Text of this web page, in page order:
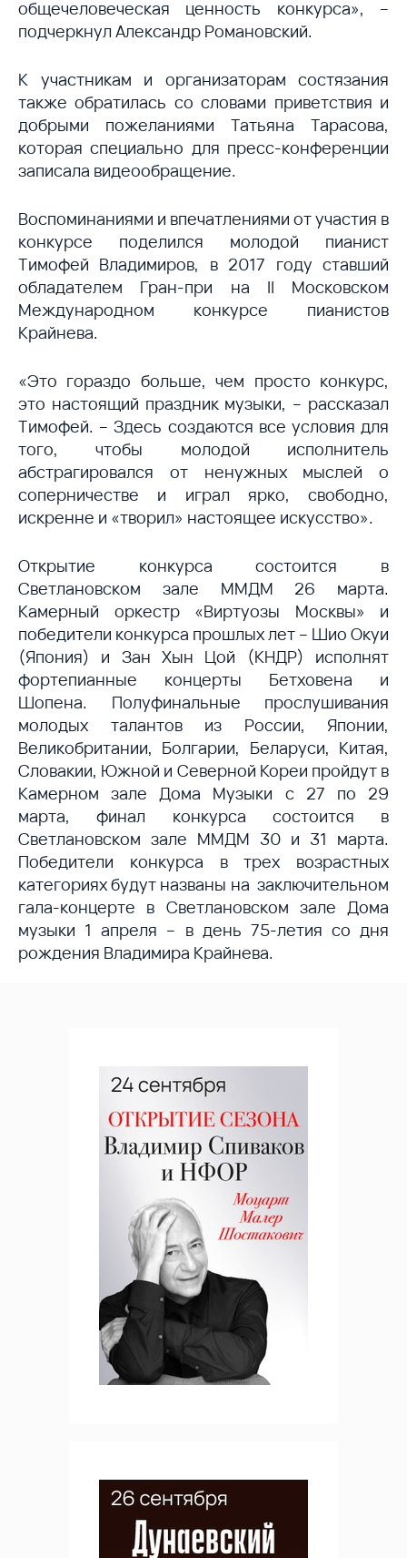
общечеловеческая ценность конкурса», –
подчеркнул Александр Романовский.
К участникам и организаторам состязания
также обратилась со словами приветствия и
добрыми пожеланиями Татьяна Тарасова,
которая специально для пресс-конференции
записала видеообращение.
Воспоминаниями и впечатлениями от участия в
конкурсе поделился молодой пианист
Тимофей Владимиров, в 2017 году ставший
обладателем Гран-при на II Московском
Международном конкурсе пианистов
Крайнева.
«Это гораздо больше, чем просто конкурс,
это настоящий праздник музыки, – рассказал
Тимофей. – Здесь создаются все условия для
того, чтобы молодой исполнитель
абстрагировался от ненужных мыслей о
соперничестве и играл ярко, свободно,
искренне и «творил» настоящее искусство».
Открытие конкурса состоится в
Светлановском зале ММДМ 26 марта.
Камерный оркестр «Виртуозы Москвы» и
победители конкурса прошлых лет – Шио Окуи
(Япония) и Зан Хын Цой (КНДР) исполнят
фортепианные концерты Бетховена и
Шопена.
Полуфинальные прослушивания
молодых талантов из России, Японии,
Великобритании, Болгарии, Беларуси, Китая,
Словакии, Южной и Северной Кореи пройдут в
Камерном зале Дома Музыки с 27 по 29
марта,
финал конкурса состоится в
Светлановском зале ММДМ 30 и 31 марта.
Победители конкурса в трех возрастных
категориях будут названы на заключительном
гала-концерте в Светлановском зале Дома
музыки 1 апреля – в день 75-летия со дня
рождения Владимира Крайнева.